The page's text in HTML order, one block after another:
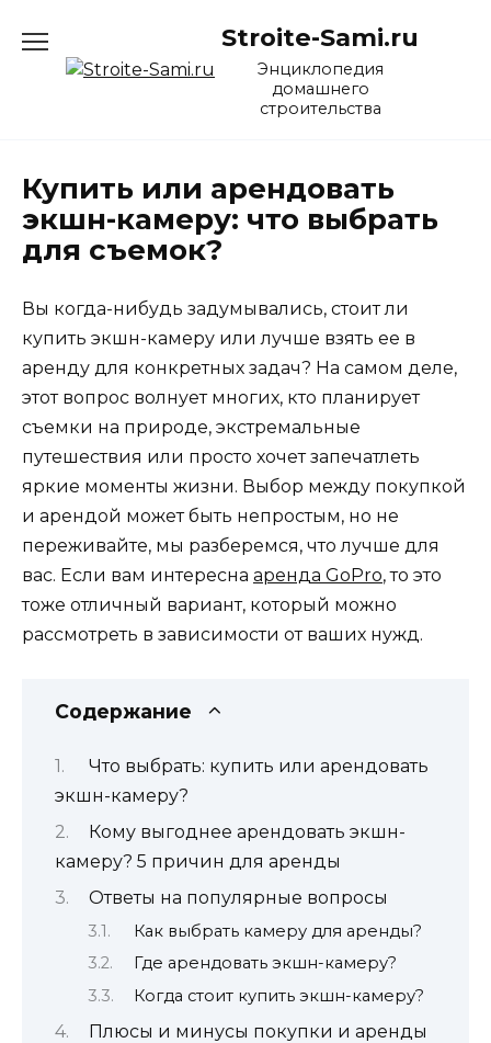
содержанию
Stroite-Sami.ru
Энциклопедия
домашнего
строительства
Купить или арендовать
экшн-камеру: что выбрать
для съемок?
Вы когда-нибудь задумывались, стоит ли
купить экшн-камеру или лучше взять ее в
аренду для конкретных задач? На самом деле,
этот вопрос волнует многих, кто планирует
съемки на природе, экстремальные
путешествия или просто хочет запечатлеть
яркие моменты жизни. Выбор между покупкой
и арендой может быть непростым, но не
переживайте, мы разберемся, что лучше для
вас. Если вам интересна аренда GoPro, то это
тоже отличный вариант, который можно
рассмотреть в зависимости от ваших нужд.
Содержание
Что выбрать: купить или арендовать
экшн-камеру?
Кому выгоднее арендовать экшн-
камеру? 5 причин для аренды
Ответы на популярные вопросы
Как выбрать камеру для аренды?
Где арендовать экшн-камеру?
Когда стоит купить экшн-камеру?
Плюсы и минусы покупки и аренды